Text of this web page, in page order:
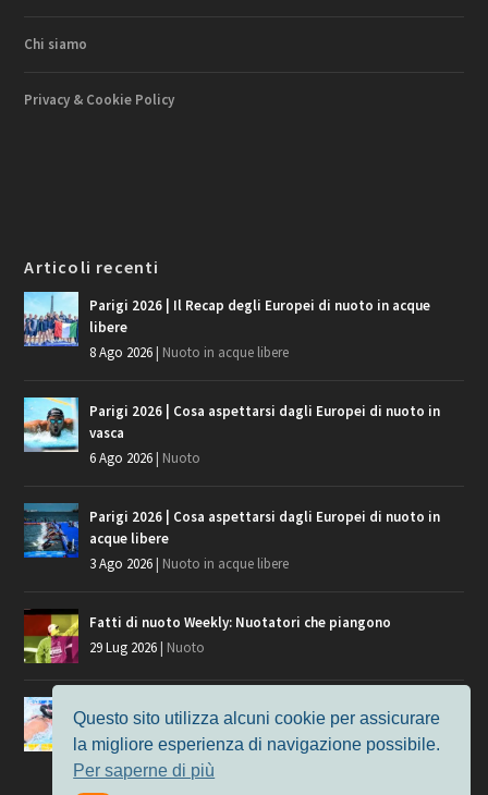
Chi siamo
Privacy & Cookie Policy
Articoli recenti
Parigi 2026 | Il Recap degli Europei di nuoto in acque
libere
8 Ago 2026| Nuoto in acque libere
Parigi 2026 | Cosa aspettarsi dagli Europei di nuoto in
vasca
6 Ago 2026| Nuoto
Parigi 2026 | Cosa aspettarsi dagli Europei di nuoto in
acque libere
3 Ago 2026| Nuoto in acque libere
Fatti di nuoto Weekly: Nuotatori che piangono
29 Lug 2026| Nuoto
Giochi del Mediterraneo, i convocati del nuoto per
9 Lug 2026
Nuoto
Questo sito utilizza alcuni cookie per assicurare
la migliore esperienza di navigazione possibile.
Per saperne di più